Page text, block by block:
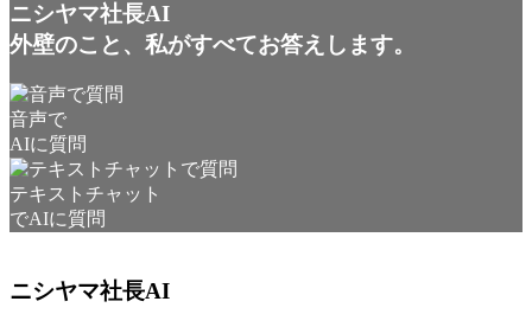
ニシヤマ社長AI
外壁のこと、私がすべてお答えします。
音声で
AIに質問
テキストチャット
でAIに質問
ニシヤマ社長AI